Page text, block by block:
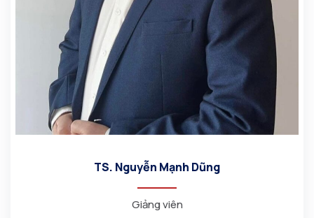
TS. Nguyễn Mạnh Dũng
Giảng viên